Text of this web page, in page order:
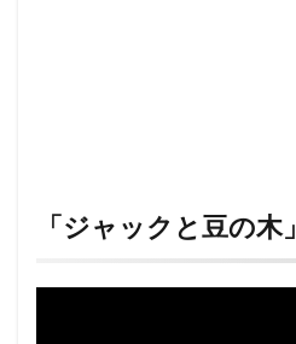
「ジャックと豆の木」